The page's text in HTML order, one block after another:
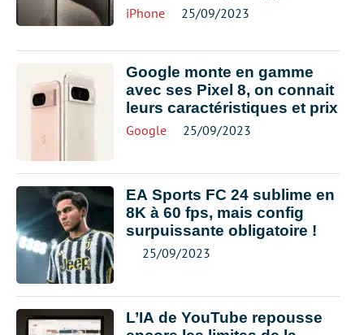
iPhone 25/09/2023
Google monte en gamme
avec ses Pixel 8, on connait
leurs caractéristiques et prix
Google 25/09/2023
EA Sports FC 24 sublime en
8K à 60 fps, mais config
surpuissante obligatoire !
25/09/2023
L’IA de YouTube repousse